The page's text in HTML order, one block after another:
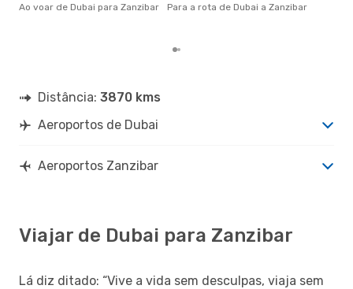
Ao voar de Dubai para Zanzibar Para a rota de Dubai a Zanzibar
Distância: 3870 kms
Aeroportos de Dubai
Aeroportos Zanzibar
Viajar de Dubai para Zanzibar
Lá diz ditado: “Vive a vida sem desculpas, viaja sem